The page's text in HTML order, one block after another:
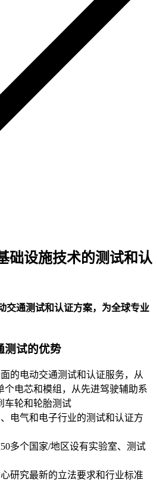
础设施技术的测试和认
交通测试和认证方案，为全球专业
测试的优势
的电动交通测试和认证服务，从
个电芯和模组，从先进驾驶辅助系
车轮和轮胎测试
电气和电子行业的测试和认证方
多个国家/地区设有实验室、测试
研究最新的立法要求和行业标准